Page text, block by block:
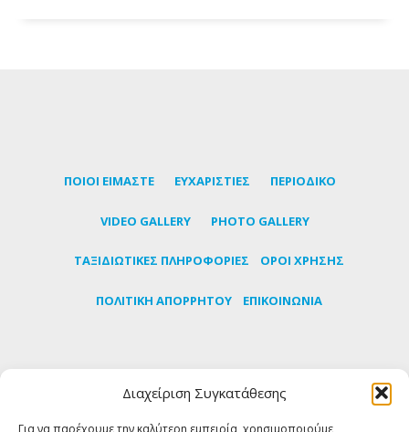
Διαχείριση Συγκατάθεσης
Για να παρέχουμε την καλύτερη εμπειρία, χρησιμοποιούμε
ΠΟΙΟΙ ΕΙΜΑΣΤΕ ΕΥΧΑΡΙΣΤΙΕΣ ΠΕΡΙΟΔΙΚΟ
VIDEO GALLERY PHOTO GALLERY
TΑΞΙΔΙΩΤΙΚΕΣ ΠΛΗΡΟΦΟΡΙΕΣ ΟΡΟΙ ΧΡΗΣΗΣ
ΠΟΛΙΤΙΚΗ ΑΠΟΡΡΗΤΟΥ ΕΠΙΚΟΙΝΩΝΙΑ
πρώτοι τα τελευταία νέα για την Τήνο